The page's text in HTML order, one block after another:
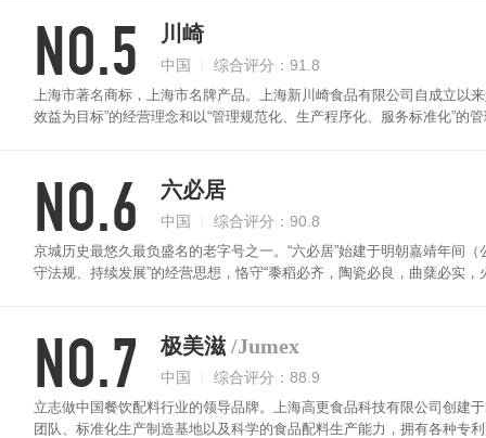
NO.5 川崎
中国 综合评分：91.8
上海市著名商标，上海市名牌产品。上海新川崎食品有限公司自成立以
效益为目标”的经营理念和以“管理规范化、生产程序化、服务标准化”
NO.6 六必居
中国 综合评分：90.8
京城历史最悠久最负盛名的老字号之一。“六必居”始建于明朝嘉靖年间
守法规、持续发展”的经营思想，恪守“黍稻必齐，陶瓷必良，曲蘖必实
NO.7 极美滋 /Jumex
中国 综合评分：88.9
立志做中国餐饮配料行业的领导品牌。上海高更食品科技有限公司创建
团队、标准化生产制造基地以及科学的食品配料生产能力，拥有各种专